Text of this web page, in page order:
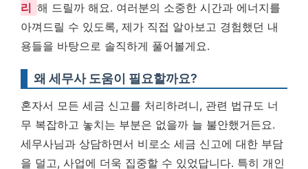
리 해 드릴까 해요. 여러분의 소중한 시간과 에너지를
아껴드릴 수 있도록, 제가 직접 알아보고 경험했던 내
용들을 바탕으로 솔직하게 풀어볼게요.
왜 세무사 도움이 필요할까요?
혼자서 모든 세금 신고를 처리하려니, 관련 법규도 너
무 복잡하고 놓치는 부분은 없을까 늘 불안했거든요.
세무사님과 상담하면서 비로소 세금 신고에 대한 부담
을 덜고, 사업에 더욱 집중할 수 있었답니다. 특히 개인